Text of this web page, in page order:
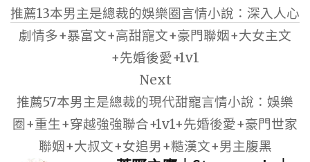
導
覽
推薦13本男主是總裁的娛樂圈言情小說：深入人心
劇情多+暴富文+高甜寵文+豪門聯姻+大女主文
+先婚後愛+1v1
Next
推薦57本男主是總裁的現代甜寵言情小說：娛樂
圈+重生+穿越強強聯合+1v1+先婚後愛+豪門世家
聯姻+大叔文+女追男+糙漢文+男主腹黑